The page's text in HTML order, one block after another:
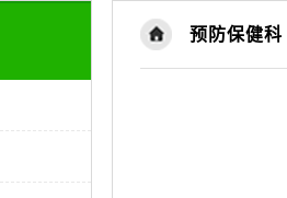
预防保健